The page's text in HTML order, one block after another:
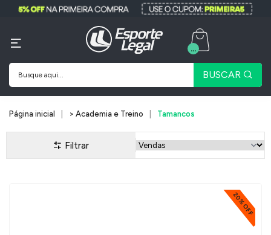
BUSCAR
...
Página inicial > Academia e Treino Tamancos
Filtrar
20% OFF